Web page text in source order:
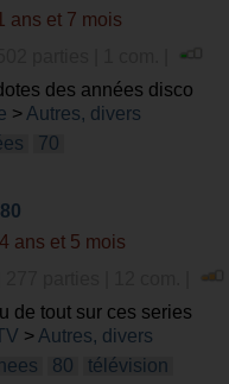
ans et 7 mois
des années disco
> Autres, divers
70
ans et 5 mois
de tout sur ces series
> Autres, divers
80 télévision